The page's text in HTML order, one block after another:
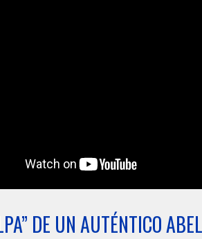
DE UN AUTÉNTICO